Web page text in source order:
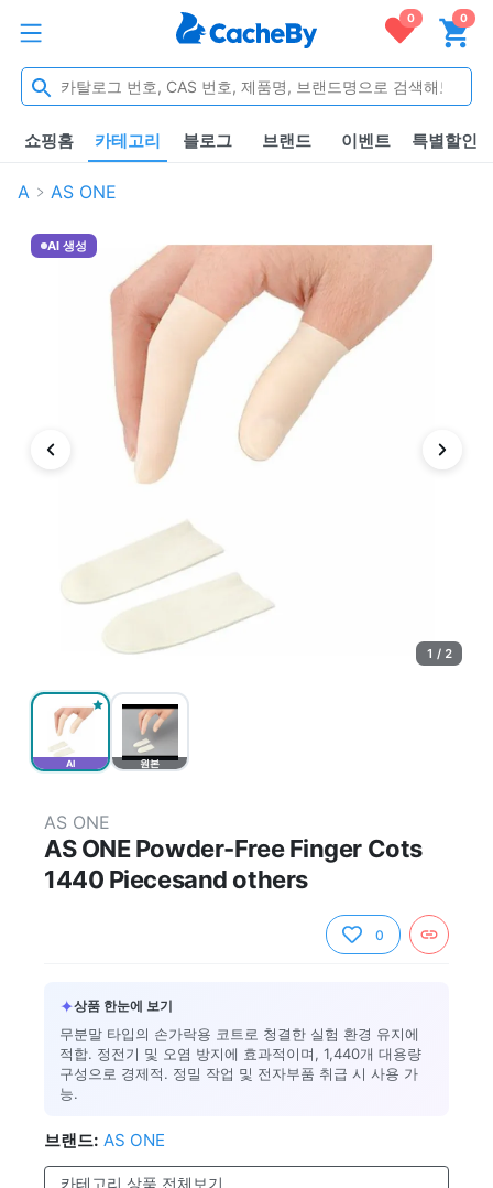
0 0
쇼핑홈 카테고리 블로그 브랜드 이벤트 특별할인
A AS ONE
AI 원본
AI 생성
1 / 2
AS ONE
AS ONE Powder-Free Finger Cots
1440 Piecesand others
0
✦상품 한눈에 보기
무분말 타입의 손가락용 코트로 청결한 실험 환경 유지에
적합. 정전기 및 오염 방지에 효과적이며, 1,440개 대용량
구성으로 경제적. 정밀 작업 및 전자부품 취급 시 사용 가
능.
브랜드: AS ONE
카테고리 상품 전체보기